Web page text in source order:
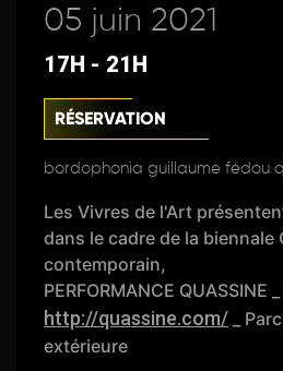
05 juin 2021
17H - 21H
RÉSERVATION
bordophonia guillaume fédou
Les Vivres de l'Art
dans le cadre de la biennale
contemporain,
PERFORMANCE QUASSINE _
http://quassine.com/ _
extérieure